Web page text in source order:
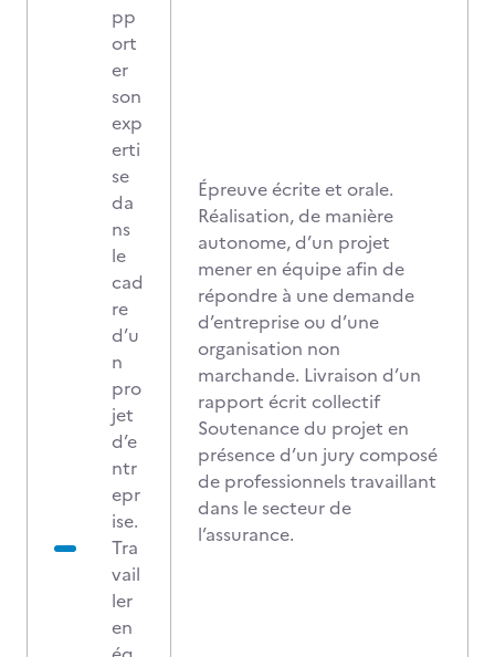
pp
ort
er
son
exp
erti
se
da
ns
le
cad
re
d’u
n
pro
jet
d’e
ntr
epr
ise.
Tra
vail
ler
en
Épreuve écrite et orale.
Réalisation, de manière
autonome, d’un projet
mener en équipe afin de
répondre à une demande
d’entreprise ou d’une
organisation non
marchande. Livraison d’un
rapport écrit collectif
Soutenance du projet en
présence d’un jury composé
de professionnels travaillant
dans le secteur de
l’assurance.